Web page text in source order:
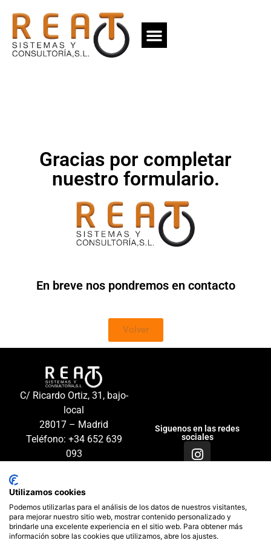
Gracias por completar
nuestro formulario.
En breve nos pondremos en contacto
Volver
C/ Ricardo Ortiz, 31, bajo-
local
28017 – Madrid
Teléfono: +34 652 639
093
Siguenos en las redes
sociales
Compromiso con la protección de datos personales
2026 REAT S.L. - ver 2.0 Una web de horinteg.com
Utilizamos cookies
Podemos utilizarlas para el análisis de los datos de nuestros visitantes,
para mejorar nuestro sitio web, mostrar contenido personalizado y
brindarle una excelente experiencia en el sitio web. Para obtener más
información sobre las cookies que utilizamos, abre los ajustes.